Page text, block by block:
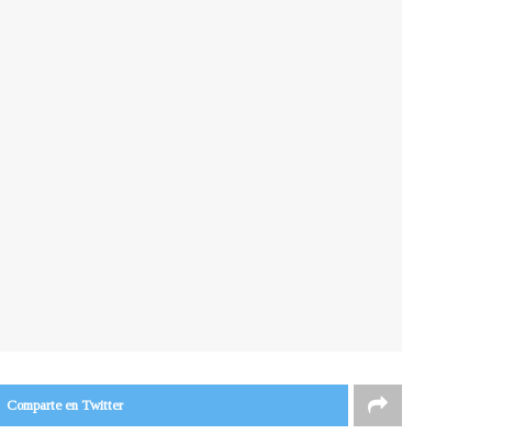
Comparte en Twitter